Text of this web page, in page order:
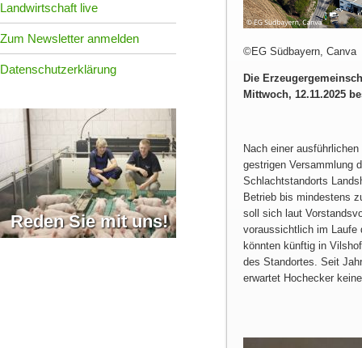
Landwirtschaft live
Zum Newsletter anmelden
Datenschutzerklärung
Reden Sie mit uns!
©EG Südbayern, Canva
Die
Mittwoch, 12.11.2025
Nach einer
gestrigen Versammlung
Schlachtstandorts
Betrieb bis mindestens
soll sich laut
voraussichtlich im Laufe
könnten künftig in
des Standortes. Seit
erwartet Hochecker